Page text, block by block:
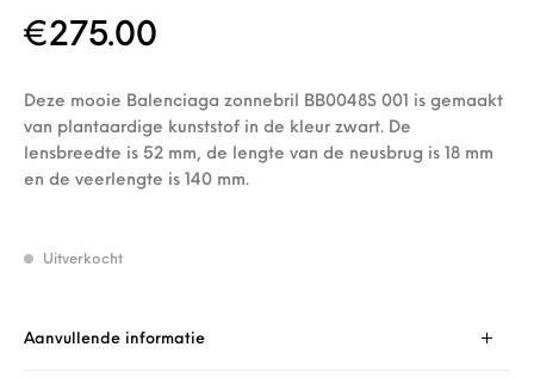
€275.00
Deze mooie Balenciaga zonnebril BB0048S 001 is gemaakt
van plantaardige kunststof in de kleur zwart. De
lensbreedte is 52 mm, de lengte van de neusbrug is 18 mm
en de veerlengte is 140 mm.
Uitverkocht
Aanvullende informatie